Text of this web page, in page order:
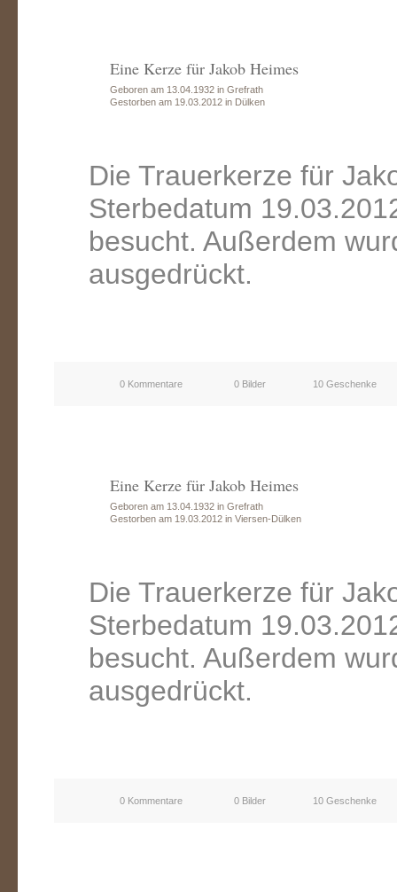
Eine Kerze für Jakob Heimes
Geboren am 13.04.1932 in Grefrath
Gestorben am 19.03.2012 in Dülken
Die Trauerkerze für
Sterbedatum
besucht. Außerdem
ausgedrückt.
0 Kommentare 0 Bilder 10 Geschenke
Eine Kerze für Jakob Heimes
Geboren am 13.04.1932 in Grefrath
Gestorben am 19.03.2012 in Viersen-Dülken
Die Trauerkerze für
Sterbedatum
besucht. Außerdem
ausgedrückt.
0 Kommentare 0 Bilder 10 Geschenke